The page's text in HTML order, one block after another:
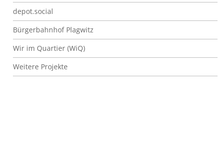
depot.social
Bürgerbahnhof Plagwitz
Wir im Quartier (WiQ)
Weitere Projekte